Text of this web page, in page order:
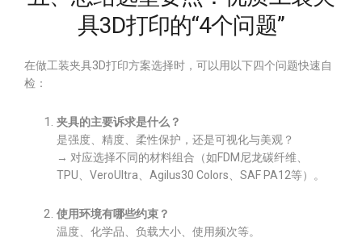
具3D打印的“4个问题”
在做工装夹具3D打印方案选择时，可以用以下四个问题快速自
检：
夹具的主要诉求是什么？
是强度、精度、柔性保护，还是可视化与美观？
→ 对应选择不同的材料组合（如FDM尼龙碳纤维、
TPU、VeroUltra、Agilus30 Colors、SAF PA12等）。
使用环境有哪些约束？
温度、化学品、负载大小、使用频次等。